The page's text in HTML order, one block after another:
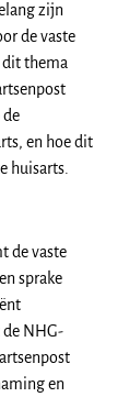
zijn
de vaste
thema
de
en hoe dit
huisarts.
de vaste
sprake
NHG-
en